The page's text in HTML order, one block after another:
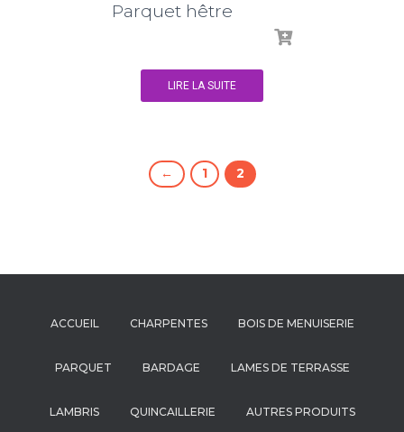
Parquet hêtre
LIRE LA SUITE
← 1 2
ACCUEIL CHARPENTES BOIS DE MENUISERIE
PARQUET BARDAGE LAMES DE TERRASSE
LAMBRIS QUINCAILLERIE AUTRES PRODUITS